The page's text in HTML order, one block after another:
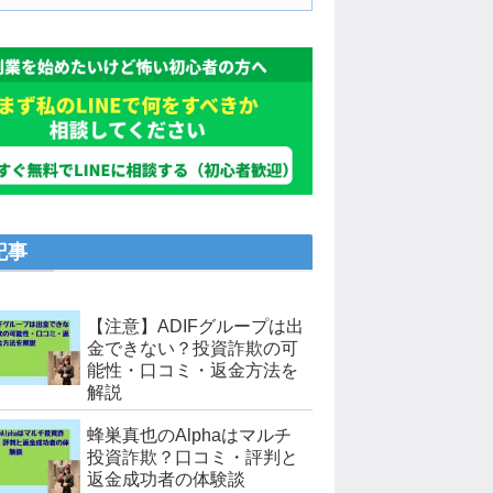
事
【注意】ADIFグループは出
金できない？投資詐欺の可
能性・口コミ・返金方法を
解説
蜂巣真也のAlphaはマルチ
投資詐欺？口コミ・評判と
返金成功者の体験談